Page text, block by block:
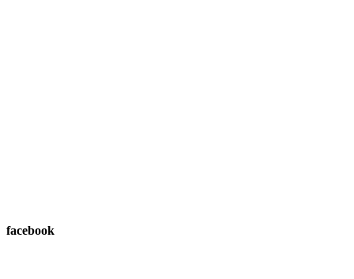
facebook